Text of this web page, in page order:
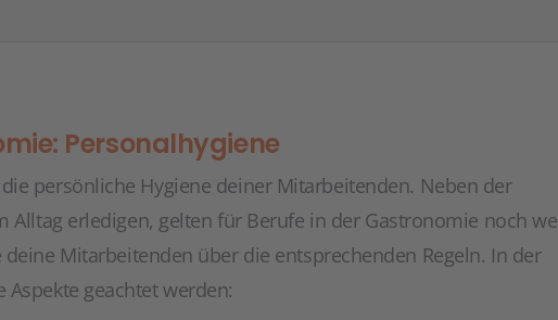
Personalhygiene
persönliche Hygiene deiner Mitarbeitenden. Neben der
Alltag erledigen, gelten für Berufe in der Gastronomie noch
Mitarbeitenden über die entsprechenden Regeln. In der
geachtet werden: